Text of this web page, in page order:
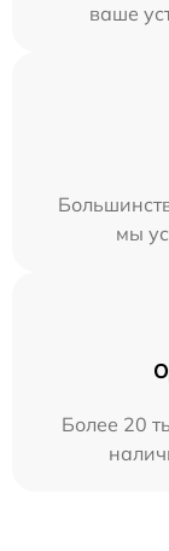
ваше
мы
Более 20